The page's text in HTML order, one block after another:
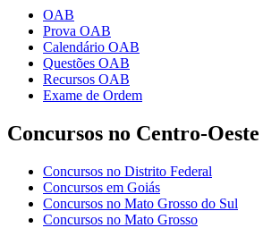
OAB
Prova OAB
Calendário OAB
Questões OAB
Recursos OAB
Exame de Ordem
Concursos no Centro-Oeste
Concursos no Distrito Federal
Concursos em Goiás
Concursos no Mato Grosso do Sul
Concursos no Mato Grosso